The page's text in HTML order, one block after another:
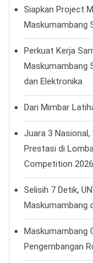
Siapkan Project
Maskumambang
Perkuat Kerja
Maskumambang
dan Elektronika
Dari Mimbar
Juara 3 Nasional,
Prestasi di
Competition 2026
Selisih 7 Detik,
Maskumambang
Maskumambang
Pengembangan